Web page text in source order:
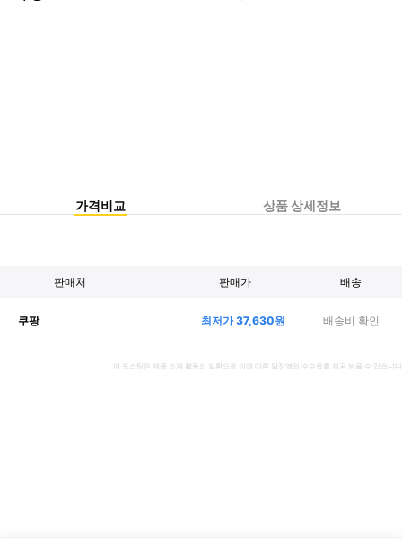
가격비교 상품 상세정보
판매처 판매가 배송
쿠팡 최저가37,630원 배송비 확인
이 포스팅은 제품 소개 활동의 일환으로 이에 따른 일정액의 수수료를 제공 받을 수 있습니다